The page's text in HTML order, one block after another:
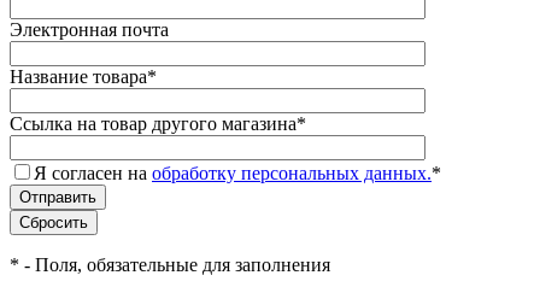
Электронная почта
Название товара*
Ссылка на товар другого магазина*
Я согласен на обработку персональных данных.*
* - Поля, обязательные для заполнения